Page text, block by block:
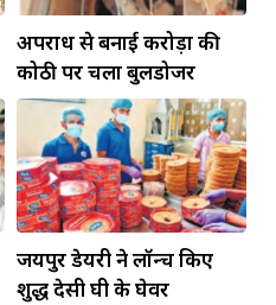
अपराध से बनाई करोड़ों की
कोठी पर चला बुलडोजर
जयपुर डेयरी ने लॉन्च किए
शुद्ध देसी घी के घेवर